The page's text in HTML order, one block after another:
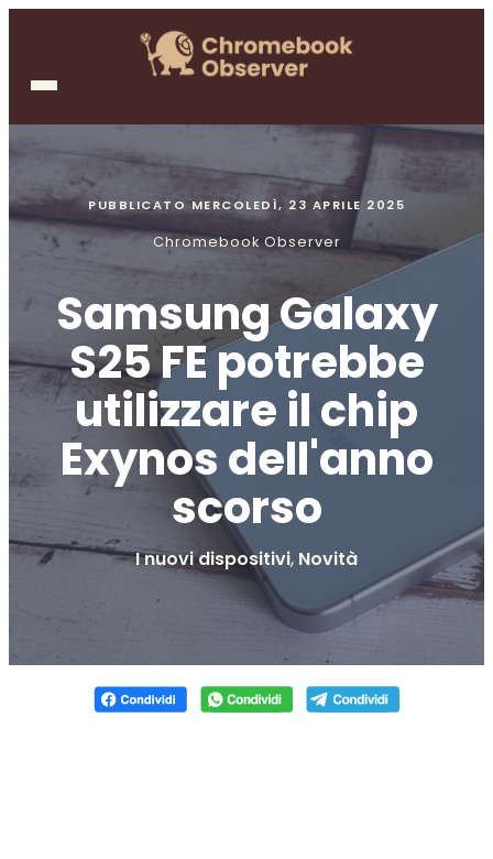
PUBBLICATO MERCOLEDÌ, 23 APRILE 2025
Chromebook Observer
Samsung Galaxy
S25 FE potrebbe
utilizzare il chip
Exynos dell'anno
scorso
I nuovi dispositivi, Novità